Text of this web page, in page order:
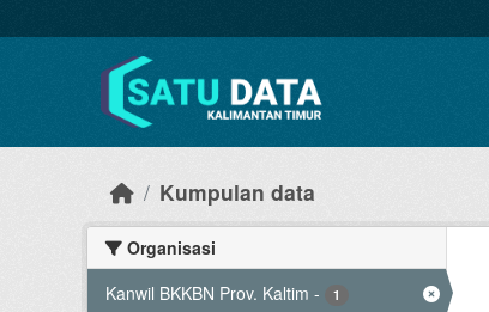
Kumpulan data
Organisasi
Kanwil BKKBN Prov. Kaltim - 1